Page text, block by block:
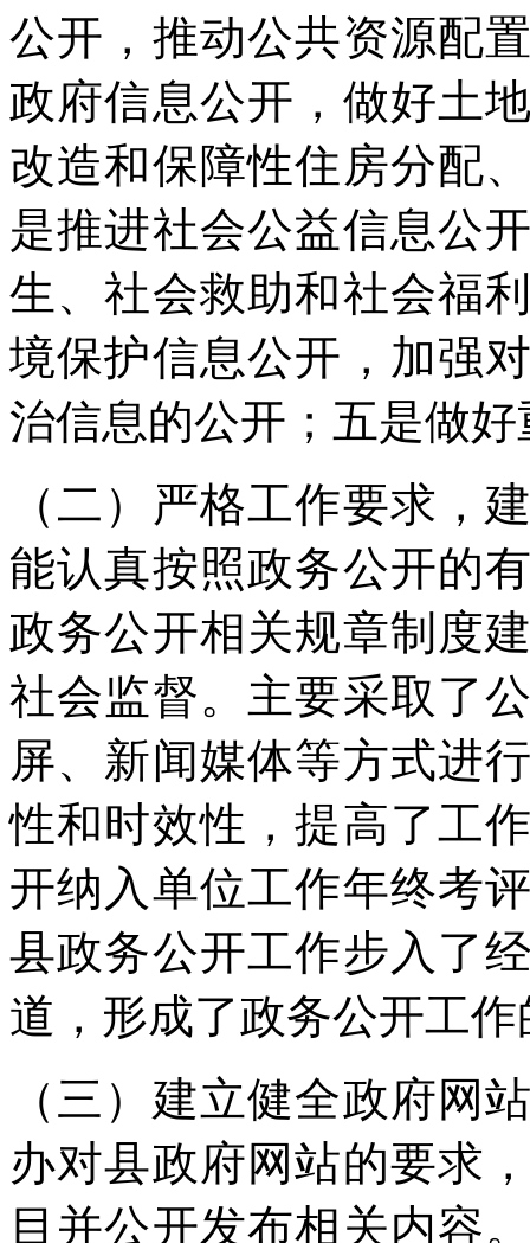
公开，推动公共资源配
政府信息公开，做好土
改造和保障性住房分配
是推进社会公益信息公
生、社会救助和社会福
境保护信息公开，加强
治信息的公开；五是做
（二）严格工作要求，
能认真按照政务公开的
政务公开相关规章制度
社会监督。主要采取了
屏、新闻媒体等方式进
性和时效性，提高了工
开纳入单位工作年终考
县政务公开工作步入了
道，形成了政务公开工
（三）建立健全政府网
办对县政府网站的要求
目并公开发布相关内容